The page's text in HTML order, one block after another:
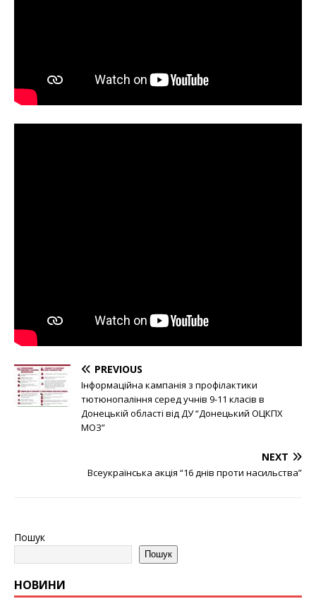
PREVIOUS
Інформаційна кампанія з профілактики
тютюнопаління серед учнів 9-11 класів в
Донецькій області від ДУ “Донецький ОЦКПХ
МОЗ”
NEXT
Всеукраїнська акція “16 днів проти насильства”
Пошук
Пошук
НОВИНИ